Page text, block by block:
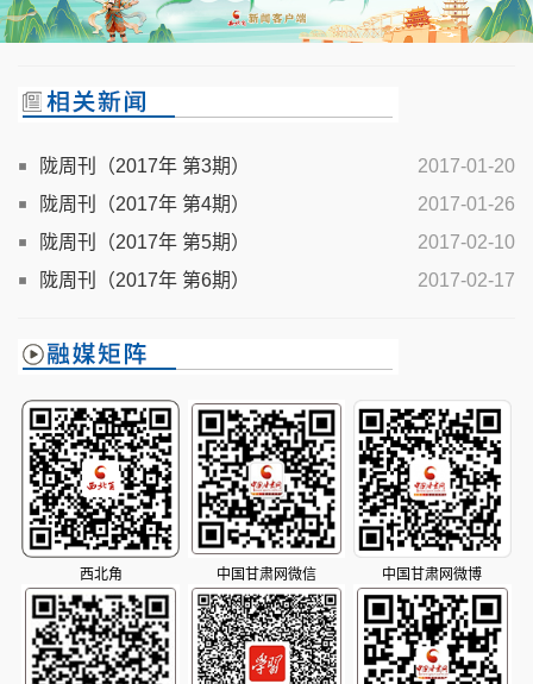
2017-01-20
陇周刊（2017年 第3期）
2017-01-26
陇周刊（2017年 第4期）
2017-02-10
陇周刊（2017年 第5期）
2017-02-17
陇周刊（2017年 第6期）
西北角 中国甘肃网微信 中国甘肃网微博